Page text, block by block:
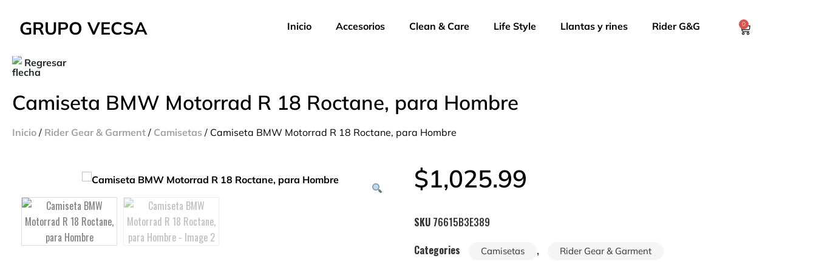
GRUPO VECSA Inicio Accesorios Clean & Care Life Style Llantas y rines Rider G&G 0
Regresar
Camiseta BMW Motorrad R 18 Roctane, para Hombre
Inicio / Rider Gear & Garment / Camisetas / Camiseta BMW Motorrad R 18 Roctane, para Hombre
$1,025.99
SKU 76615B3E389
Categories
Camisetas , Rider Gear & Garment